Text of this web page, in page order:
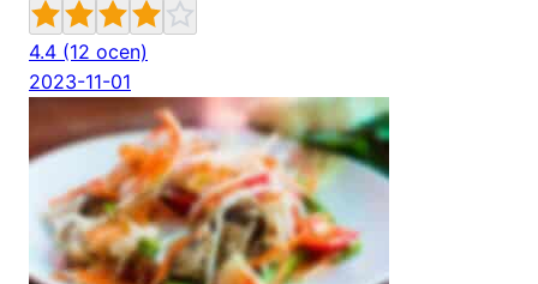
4.4 (12 ocen)
2023-11-01